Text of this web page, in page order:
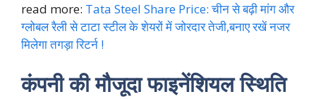
read more: Tata Steel Share Price: चीन से बढ़ी मांग और
ग्लोबल रैली से टाटा स्टील के शेयरों में जोरदार तेजी,बनाए रखें नजर
मिलेगा तगड़ा रिटर्न !
कंपनी की मौजूदा फाइनेंशियल स्थिति